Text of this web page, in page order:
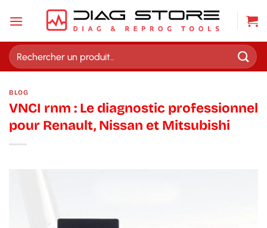
Recherche
pour :
BLOG
VNCI rnm : Le diagnostic professionnel
pour Renault, Nissan et Mitsubishi